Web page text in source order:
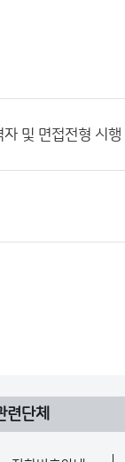
및 면접전형 시행
련단체